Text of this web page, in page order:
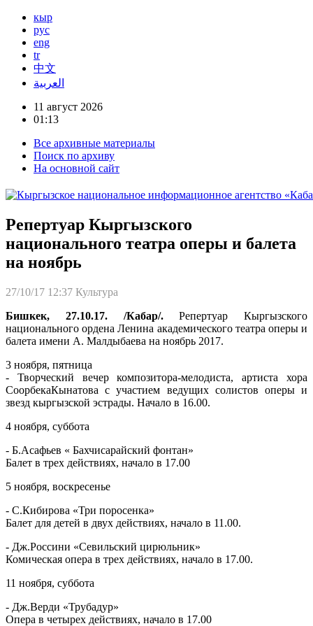
кыр
рус
eng
tr
中文
العربية
11 август 2026
01:13
Все архивные материалы
Поиск по архиву
На основной сайт
Репертуар Кыргызского
национального театра оперы и балета
на ноябрь
27/10/17 12:37 Культура
Бишкек, 27.10.17. /Кабар/.Репертуар Кыргызского
национального ордена Ленина академического театра оперы и
балета имени А. Малдыбаева на ноябрь 2017.
3 ноября, пятница
- Творческий вечер композитора-мелодиста, артиста хора
СоорбекаКынатова с участием ведущих солистов оперы и
звезд кыргызской эстрады. Начало в 16.00.
4 ноября, суббота
- Б.Асафьев « Бахчисарайский фонтан»
Балет в трех действиях, начало в 17.00
5 ноября, воскресенье
- С.Кибирова «Три поросенка»
Балет для детей в двух действиях, начало в 11.00.
- Дж.Россини «Севильский цирюльник»
Комическая опера в трех действиях, начало в 17.00.
11 ноября, суббота
- Дж.Верди «Трубадур»
Опера в четырех действиях, начало в 17.00